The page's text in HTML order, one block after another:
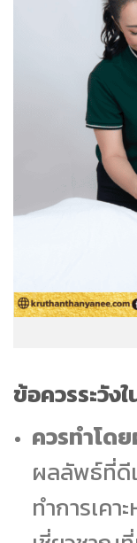
ข้อควรระวัง
ควรทำโด
ผลลัพธ์ที่ดี
ทำการเคา